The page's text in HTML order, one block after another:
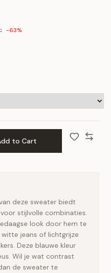
-63%
to Cart
deze sweater biedt
stijlvolle combinaties.
look door hem te
jeans of lichtgrijze
Deze blauwe kleur
Wil je wat contrast
de sweater te